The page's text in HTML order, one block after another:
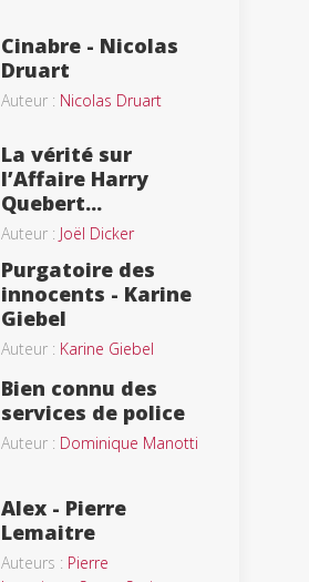
Cinabre - Nicolas
Druart
Auteur : Nicolas Druart
La vérité sur
l’Affaire Harry
Quebert...
Auteur : Joël Dicker
Purgatoire des
innocents - Karine
Giebel
Auteur : Karine Giebel
Bien connu des
services de police
Auteur : Dominique Manotti
Alex - Pierre
Lemaitre
Auteurs : Pierre